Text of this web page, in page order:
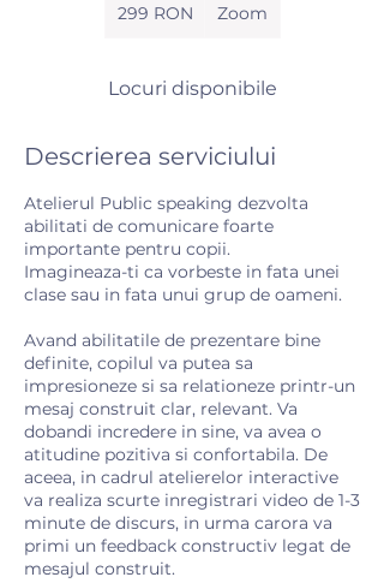
de299 RON Zoom
Locuri disponibile
Descrierea serviciului
Atelierul Public speaking dezvolta
abilitati de comunicare foarte
importante pentru copii.
Imagineaza-ti ca vorbeste in fata unei
clase sau in fata unui grup de oameni.
Avand abilitatile de prezentare bine
definite, copilul va putea sa
impresioneze si sa relationeze printr-un
mesaj construit clar, relevant. Va
dobandi incredere in sine, va avea o
atitudine pozitiva si confortabila. De
aceea, in cadrul atelierelor interactive
va realiza scurte inregistrari video de 1-3
minute de discurs, in urma carora va
primi un feedback constructiv legat de
mesajul construit.